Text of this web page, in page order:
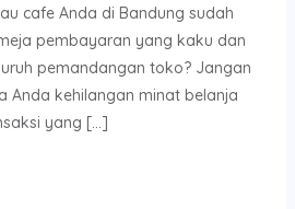
cafe Anda di Bandung sudah
pembayaran yang kaku dan
pemandangan toko? Jangan
Anda kehilangan minat belanja
yang […]